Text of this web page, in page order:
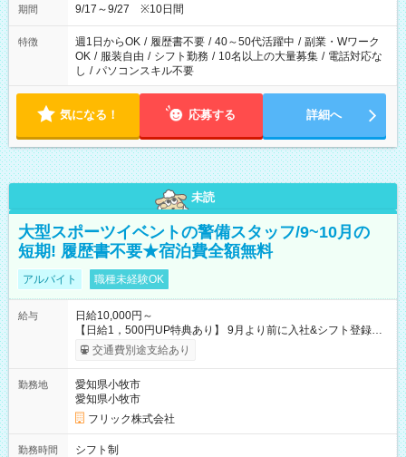
安全面に配慮しこまめな休憩があります。
期間 9/17～9/27 ※10日間
特徴 週1日からOK / 履歴書不要 / 40～50代活躍中 / 副業・Wワーク
OK / 服装自由 / シフト勤務 / 10名以上の大量募集 / 電話対応な
し / パソコンスキル不要
気になる！ 応募する 詳細へ
未読
大型スポーツイベントの警備スタッフ/9~10月の
短期! 履歴書不要★宿泊費全額無料
アルバイト 職種未経験OK
給与
日給10,000円～
【日給1，500円UP特典あり】 9月より前に入社&シフト登録す
ると 期間中(9/16~10/23) の日給がUP! 日給1万1500円でしっか
り稼げます♪ 【試用期間】試用期間なし
交通費別途支給あり
勤務地
愛知県小牧市
愛知県小牧市
フリック株式会社
勤務時間
シフト制